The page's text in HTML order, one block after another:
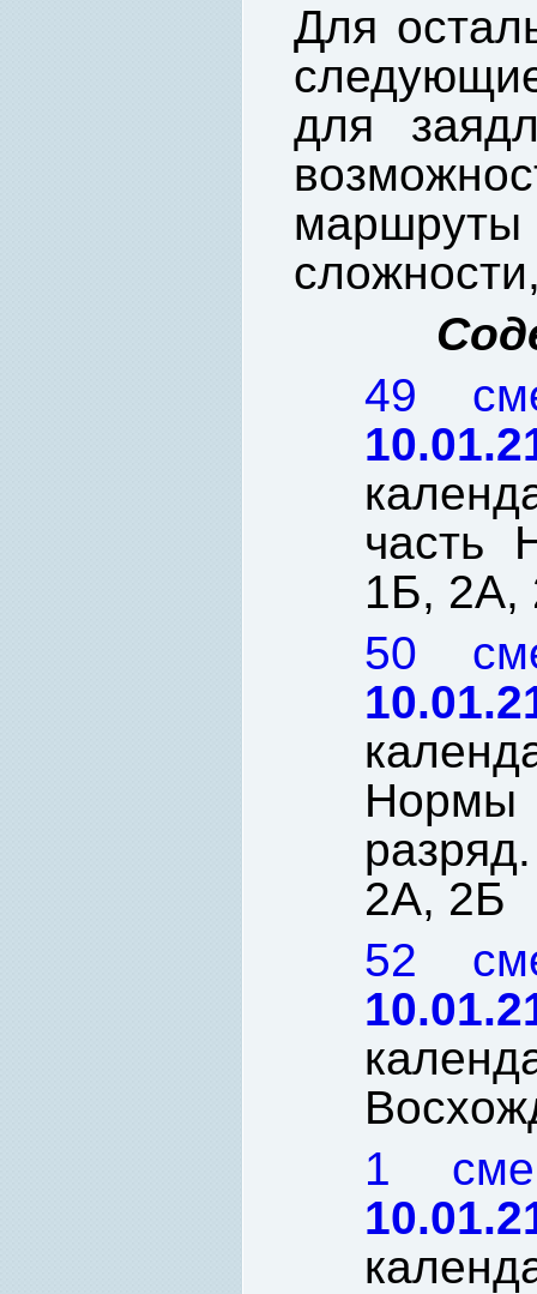
Для
для
49
часть
1Б, 2А,
50
2А, 2Б
52
1